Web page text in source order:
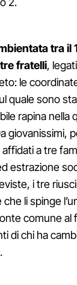
tra il
fratelli,
le
quale sono
rapina nella
giovanissimi,
a tre
estrazione
i tre
che li spinge
comune
di chi ha